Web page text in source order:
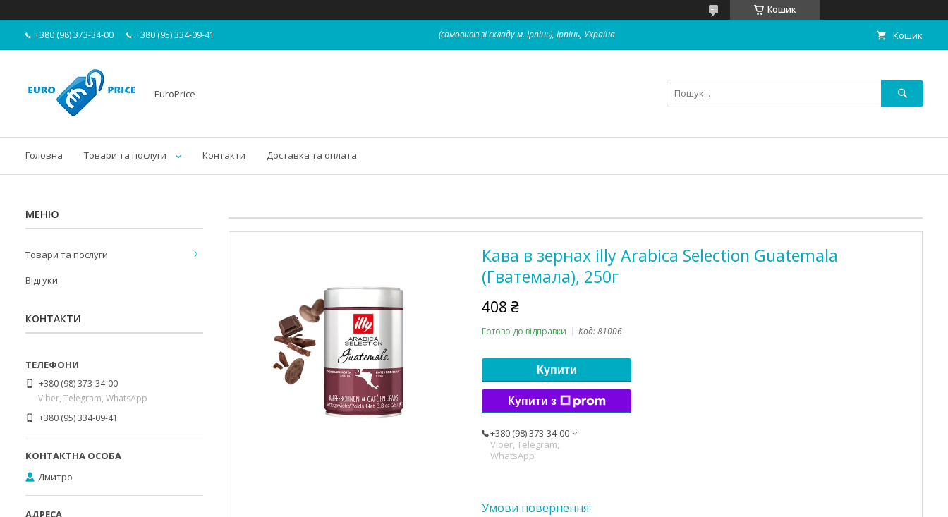
Кошик
+380 (98) 373-34-00 +380 (95) 334-09-41 (самовивіз зі складу м. Ірпінь), Ірпінь, Україна Кошик
EuroPrice
Головна Товари та послуги Контакти Доставка та оплата
Кава в зернах illy Arabica Selection Guatemala
(Гватемала), 250г
408 ₴
Готово до відправки Код:81006
Купити
Купити з
+380 (98) 373-34-00
Viber, Telegram,
WhatsApp
Товари та послуги
Відгуки
КОНТАКТИ
+380 (98) 373-34-00
Viber, Telegram, WhatsApp
+380 (95) 334-09-41
Дмитро